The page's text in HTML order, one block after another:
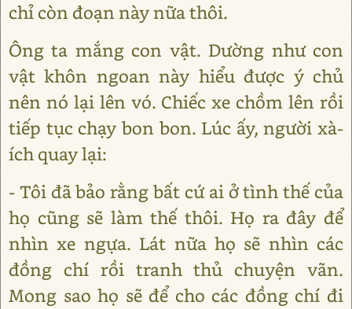
chỉ còn đoạn này nữa thôi.
Ông ta mắng con vật. Dường như con
vật khôn ngoan này hiểu được ý chủ
nên nó lại lên vó. Chiếc xe chồm lên rồi
tiếp tục chạy bon bon. Lúc ấy, người xà-
ích quay lại:
- Tôi đã bảo rằng bất cứ ai ở tình thế của
họ cũng sẽ làm thế thôi. Họ ra đây để
nhìn xe ngựa. Lát nữa họ sẽ nhìn các
đồng chí rồi tranh thủ chuyện vãn.
Mong sao họ sẽ để cho các đồng chí đi